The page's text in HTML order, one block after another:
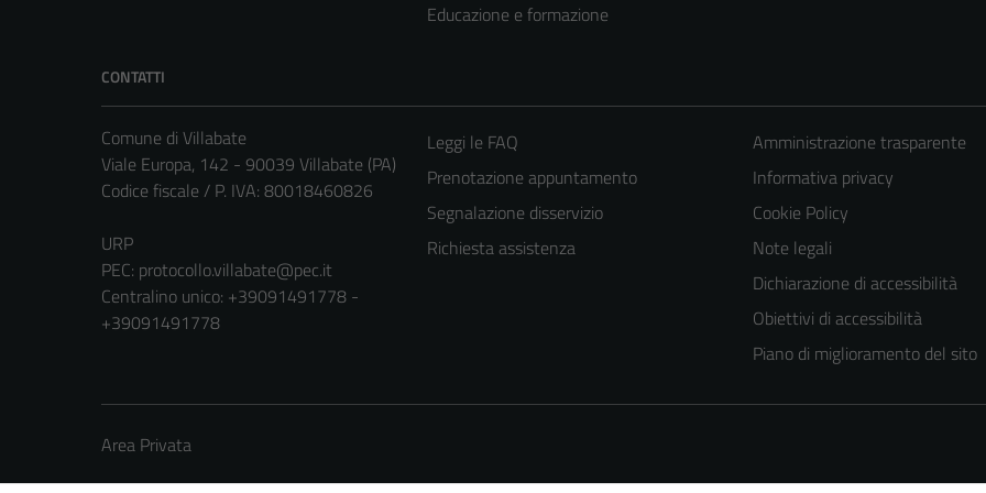
Educazione e formazione
CONTATTI
Comune di Villabate
Viale Europa, 142 - 90039 Villabate (PA)
Codice fiscale / P. IVA: 80018460826
URP
PEC: protocollo.villabate@pec.it
Centralino unico: +39091491778 -
+39091491778
Leggi le FAQ
Prenotazione appuntamento
Segnalazione disservizio
Richiesta assistenza
Amministrazione trasparente
Informativa privacy
Cookie Policy
Note legali
Dichiarazione di accessibilità
Obiettivi di accessibilità
Piano di miglioramento del sito
Area Privata